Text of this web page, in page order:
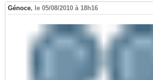
Génoce, le 05/08/2010 à 18h16